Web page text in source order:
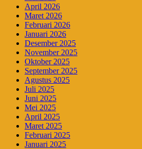
April 2026
Maret 2026
Februari 2026
Januari 2026
Desember 2025
November 2025
Oktober 2025
September 2025
Agustus 2025
Juli 2025
Juni 2025
Mei 2025
April 2025
Maret 2025
Februari 2025
Januari 2025